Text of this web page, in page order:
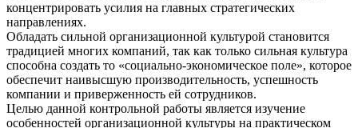
концентрировать усилия на главных стратегических
направлениях.
Обладать сильной организационной культурой становится
традицией многих компаний, так как только сильная культура
способна создать то «социально-экономическое поле», которое
обеспечит наивысшую производительность, успешность
компании и приверженность ей сотрудников.
Целью данной контрольной работы является изучение
особенностей организационной культуры на практическом